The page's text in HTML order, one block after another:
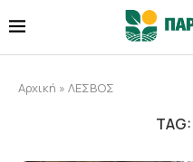
Αρχική » ΛΕΣΒΟΣ
TAG: